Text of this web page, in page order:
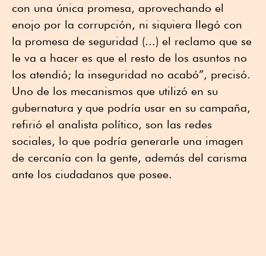
con una única promesa, aprovechando el
enojo por la corrupción, ni siquiera llegó con
la promesa de seguridad (...) el reclamo que se
le va a hacer es que el resto de los asuntos no
los atendió; la inseguridad no acabó”, precisó.
Uno de los mecanismos que utilizó en su
gubernatura y que podría usar en su campaña,
refirió el analista político, son las redes
sociales, lo que podría generarle una imagen
de cercanía con la gente, además del carisma
ante los ciudadanos que posee.